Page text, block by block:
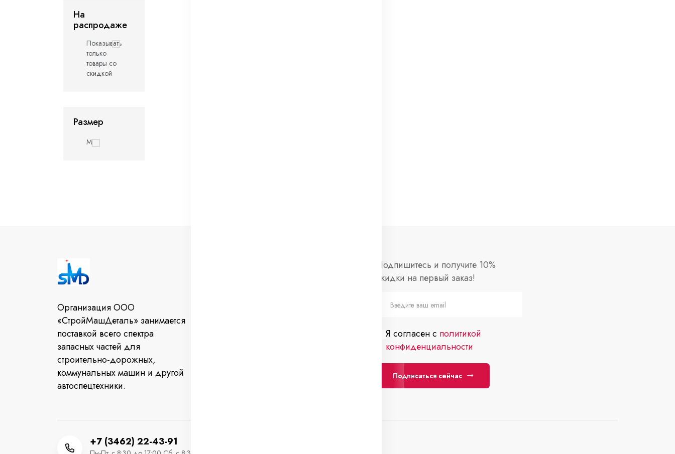
На
распродаже
Показывать
только
товары со
скидкой
Размер
M
Организация ООО
«СтройМашДеталь» занимается
поставкой всего спектра
запасных частей для
строительно-дорожных,
коммунальных машин и другой
автоспецтехники.
Подпишитесь и получите 10%
скидки на первый заказ!
Я согласен с политикой
конфиденциальности
Подписаться сейчас
+7 (3462) 22-43-91